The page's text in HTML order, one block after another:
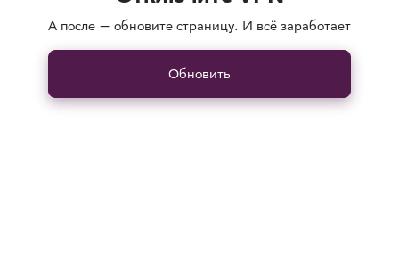
А после — обновите страницу. И всё заработает
Обновить